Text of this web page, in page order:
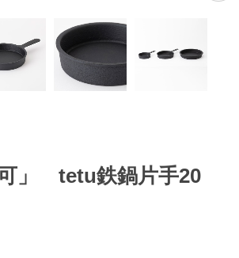
可」 tetu鉄鍋片手20